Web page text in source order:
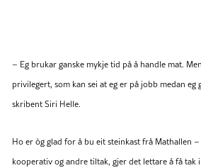
– Eg brukar ganske mykje tid på å handle mat.
privilegert, som kan sei at eg er på jobb medan eg
skribent Siri Helle.
Ho er òg glad for å bu eit steinkast frå Mathallen
kooperativ og andre tiltak, gjer det lettare å få tak